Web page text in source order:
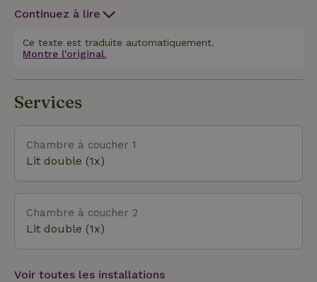
promener, observer les oiseaux et ne rien faire.
Continuez à lire
Ce texte est traduite automatiquement.
Montre l'original.
Services
Chambre à coucher 1
Lit double (1x)
Chambre à coucher 2
Lit double (1x)
Voir toutes les installations